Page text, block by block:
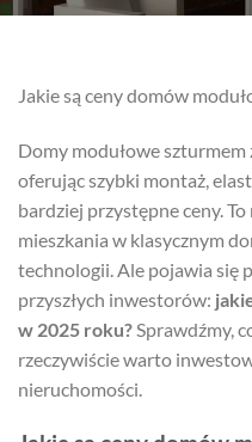
Jakie są ceny domów
Domy modułowe
oferując szybki montaż,
bardziej przystępne ceny.
mieszkania w klasycznym
technologii. Ale pojawia się
przyszłych inwestorów:
w 2025 roku? Sprawdźmy,
rzeczywiście warto
nieruchomości.